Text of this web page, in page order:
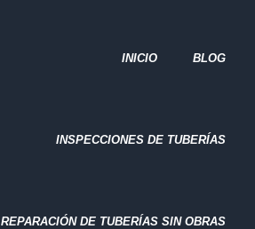
INICIO BLOG
INSPECCIONES DE TUBERÍAS
REPARACIÓN DE TUBERÍAS SIN OBRAS